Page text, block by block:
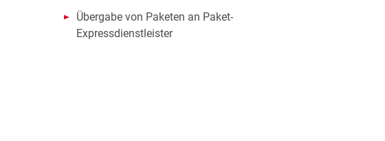
Übergabe von Paketen an Paket-
Expressdienstleister